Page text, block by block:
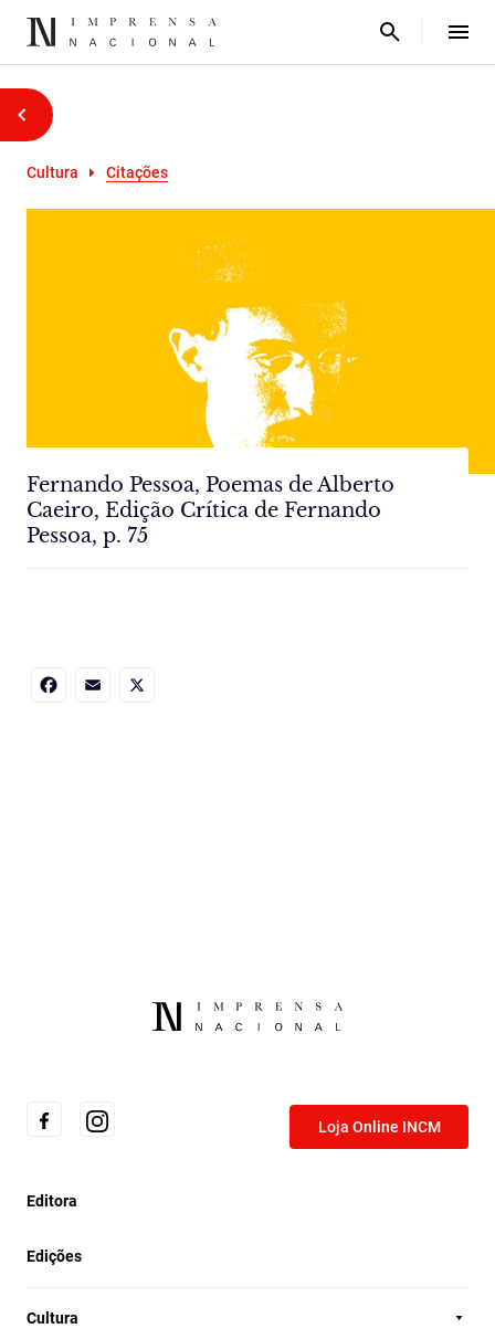
Cultura Citações
Fernando Pessoa, Poemas de Alberto
Caeiro, Edição Crítica de Fernando
Pessoa, p. 75
Loja Online INCM
Editora
Edições
Cultura